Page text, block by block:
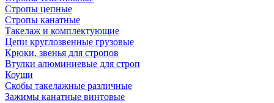
Стропы цепные
Стропы канатные
Такелаж и комплектующие
Цепи круглозвенные грузовые
Крюки, звенья для стропов
Втулки алюминиевые для строп
Коуши
Скобы такелажные различные
Зажимы канатные винтовые